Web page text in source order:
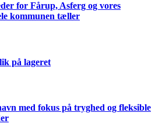
for Fårup, Asferg og vores
kommunen tæller
på lageret
med fokus på tryghed og fleksible